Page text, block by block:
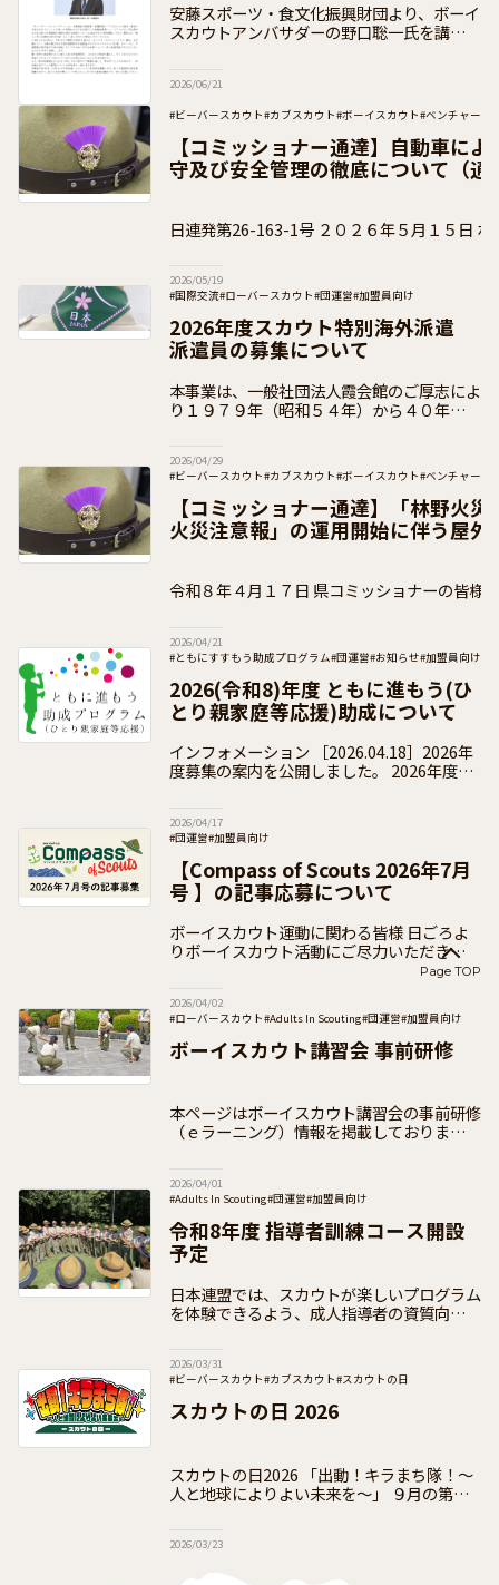
安藤スポーツ・食文化振興財団より、ボーイ
スカウトアンバサダーの野口聡一氏を講師と
ご案内いたします。 セミナーについて
2026/06/21
#ビーバースカウト#カブスカウト#ボーイスカウト#ベンチャース
#加盟員向け
【コミッショナー通達】自動車に
守及び安全管理の徹底について（通
日連発第26-163-1号 ２０２６年５月１５日 ボーイスカウト都道府県連
2026/05/19
#国際交流#ローバースカウト#団運営#加盟員向け
2026年度スカウト特別海外派遣
派遣員の募集について
本事業は、一般社団法人霞会館のご厚志によ
り１９７９年（昭和５４年）から４０年以上
２３年度）から令和７年度（２０２５年度）
2026/04/29
#ビーバースカウト#カブスカウト#ボーイスカウト#ベンチャース
#加盟員向け
【コミッショナー通達】「林野火
火災注意報」の運用開始に伴う屋外
令和８年４月１７日 県コミッショナーの皆様 公益財団法人ボーイスカ
2026/04/21
#ともにすすもう助成プログラム#団運営#お知らせ#加盟員向け
2026(令和8)年度 ともに進もう(ひ
とり親家庭等応援)助成について
インフォメーション ［2026.04.18］2026年
度募集の案内を公開しました。 2026年度の
2026/04/17
#団運営#加盟員向け
【Compass of Scouts 2026年7月
号 】の記事応募について
ボーイスカウト運動に関わる皆様 日ごろよ
りボーイスカウト活動にご尽力いただきあり
がとうございます。 日本連盟では、次号の
2026/04/02
#ローバースカウト#Adults In Scouting#団運営#加盟員向け
ボーイスカウト講習会 事前研修
本ページはボーイスカウト講習会の事前研修
（ｅラーニング）情報を掲載しております
ーイスカウトの概要とスカウト教育の原理
2026/04/01
#Adults In Scouting#団運営#加盟員向け
令和8年度 指導者訓練コース開設
予定
日本連盟では、スカウトが楽しいプログラム
を体験できるよう、成人指導者の資質向上の
成するための訓練要員向けの3つで、それ
2026/03/31
#ビーバースカウト#カブスカウト#スカウトの日
#ボーイスカウト
#ベンチャースカウト
スカウトの日 2026
スカウトの日2026 「出動！キラまち隊！〜
人と地球によりよい未来を～」 ９月の第３
す。 新テーマ、「出動！キ
2026/03/23
Page TOP